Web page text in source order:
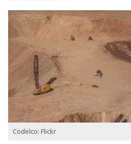
Codelco: Flickr